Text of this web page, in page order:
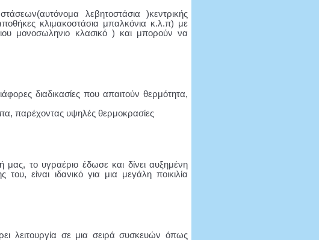
λεβητοστάσια )κεντρικής
κλιμακοστάσια μπαλκόνια κ.λ.π) με
μονοσωληνιο κλασικό ) και μπορούν να
διαδικασίες που απαιτούν θερμότητα,
παρέχοντας υψηλές θερμοκρασίες
μας, το υγραέριο έδωσε και δίνει αυξημένη
είναι ιδανικό για μια μεγάλη ποικιλία
λειτουργία σε μια σειρά συσκευών όπως